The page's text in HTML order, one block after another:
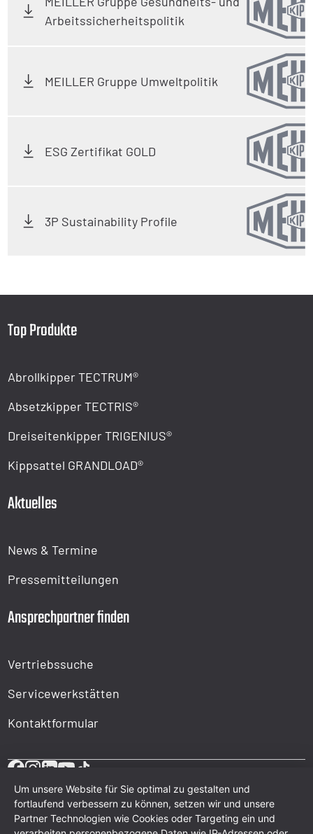
Arbeitssicherheitspolitik
MEILLER Gruppe Umweltpolitik
ESG Zertifikat GOLD
3P Sustainability Profile
Top Produkte
Abrollkipper TECTRUM®
Absetzkipper TECTRIS®
Dreiseitenkipper TRIGENIUS®
Kippsattel GRANDLOAD®
Aktuelles
News & Termine
Pressemitteilungen
Ansprechpartner finden
Vertriebssuche
Servicewerkstätten
Kontaktformular
Um unsere Website für Sie optimal zu gestalten und
fortlaufend verbessern zu können, setzen wir und unsere
Partner Technologien wie Cookies oder Targeting ein und